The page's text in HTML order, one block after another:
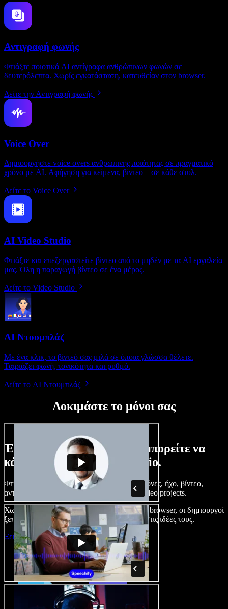
Αντιγραφή φωνής
Φτιάξτε ποιοτικά AI αντίγραφα ανθρώπινων φωνών σε
δευτερόλεπτα. Χωρίς εγκατάσταση, κατευθείαν στον browser.
Δείτε την Αντιγραφή φωνής
Voice Over
Δημιουργήστε voice overs ανθρώπινης ποιότητας σε πραγματικό
χρόνο με AI. Αφήγηση για κείμενα, βίντεο – σε κάθε στυλ.
Δείτε το Voice Over
AI Video Studio
Φτιάξτε και επεξεργαστείτε βίντεο από το μηδέν με τα AI εργαλεία
μας. Όλη η παραγωγή βίντεο σε ένα μέρος.
Δείτε το Video Studio
AI Ντουμπλάζ
Με ένα κλικ, το βίντεό σας μιλά σε όποια γλώσσα θέλετε.
Ταιριάζει φωνή, τονικότητα και ρυθμό.
Δείτε το AI Ντουμπλάζ
Δοκιμάστε το μόνοι σας
Ένα μικρό δείγμα από όσα μπορείτε να
κάνετε με το Speechify Studio.
Φτιάξτε voice overs, προσθέστε δωρεάν εικόνες, ήχο, βίντεο,
αντιγραφή φωνής – ολοκληρωμένα audio/video projects.
Χωρίς καμπύλη εκμάθησης και με όλα στον browser, οι δημιουργοί
ξεπερνούν τα κλασικά όρια και δίνουν ζωή στις ιδέες τους.
Ξεκινήστε με το Studio